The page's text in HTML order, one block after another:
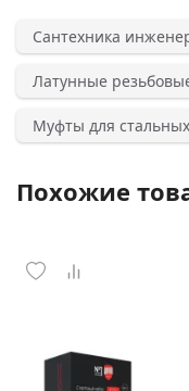
Сантехника
Латунные
Муфты для
Похожие